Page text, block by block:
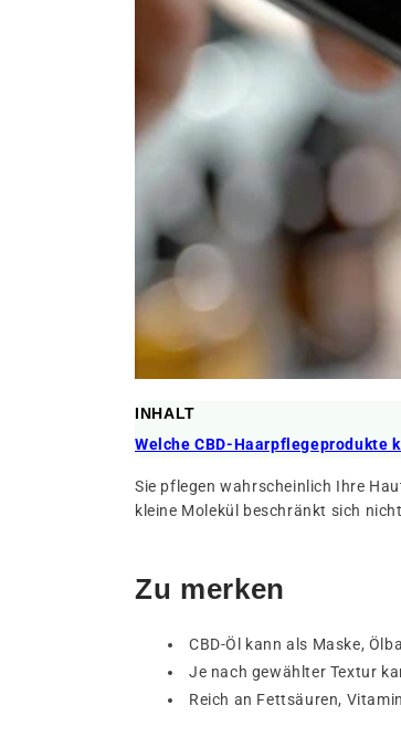
INHALT
Welche CBD-Haarpflegeprodukte
Sie pflegen wahrscheinlich Ihre
kleine Molekül beschränkt sich
Zu merken
CBD-Öl kann als Maske,
Je nach gewählter Textur
Reich an Fettsäuren,